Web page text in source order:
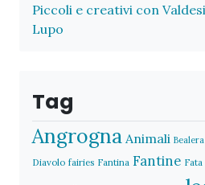
Piccoli e creativi con
Lupo
Tag
Angrogna Animali
Diavolo fairies Fantina Fantine Fata